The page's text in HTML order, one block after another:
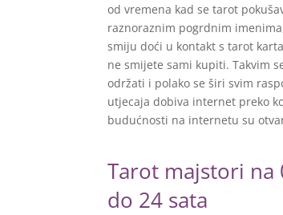
od vremena kad se tarot
raznoraznim pogrdnim
smiju doći u kontakt s tarot
ne smijete sami kupiti. Takvim
održati i polako se širi svim
utjecaja dobiva internet preko
budućnosti na internetu su
Tarot majstori
do 24 sata